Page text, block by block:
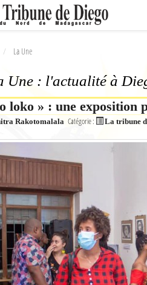
Ok
La Une
Une : l'actualité à
loko » : une exposition
Rakotomalala Catégorie : La tribune